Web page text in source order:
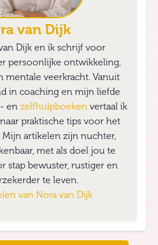
van Dijk
Dijk en ik schrijf voor
persoonlijke ontwikkeling,
mentale veerkracht. Vanuit
in coaching en mijn liefde
en zelfhulpboeken vertaal ik
praktische tips voor het
Mijn artikelen zijn nuchter,
met als doel jou te
stap bewuster, rustiger en
te leven.
van Nora van Dijk